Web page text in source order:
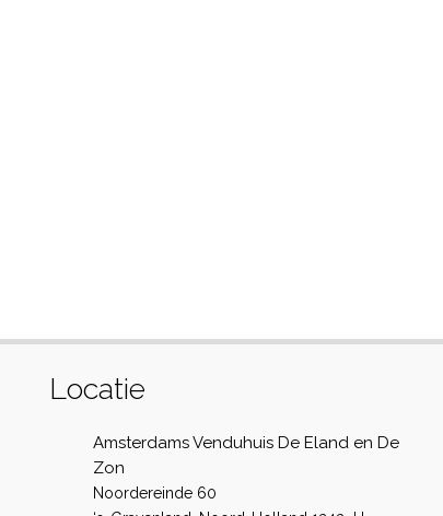
Locatie
Amsterdams Venduhuis De Eland en De
Zon
Noordereinde 60